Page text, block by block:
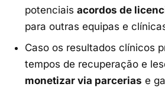
potenciaisacordos de
para outras equipas e
Caso os resultados clínicos
tempos de recuperação e
monetizar via parcerias e